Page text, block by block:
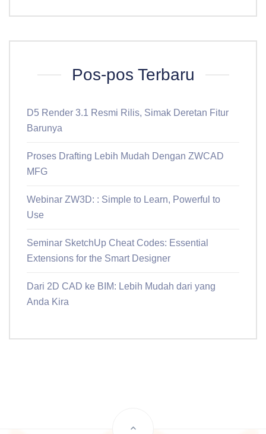
Pos-pos Terbaru
D5 Render 3.1 Resmi Rilis, Simak Deretan Fitur
Barunya
Proses Drafting Lebih Mudah Dengan ZWCAD
MFG
Webinar ZW3D: : Simple to Learn, Powerful to
Use
Seminar SketchUp Cheat Codes: Essential
Extensions for the Smart Designer
Dari 2D CAD ke BIM: Lebih Mudah dari yang
Anda Kira